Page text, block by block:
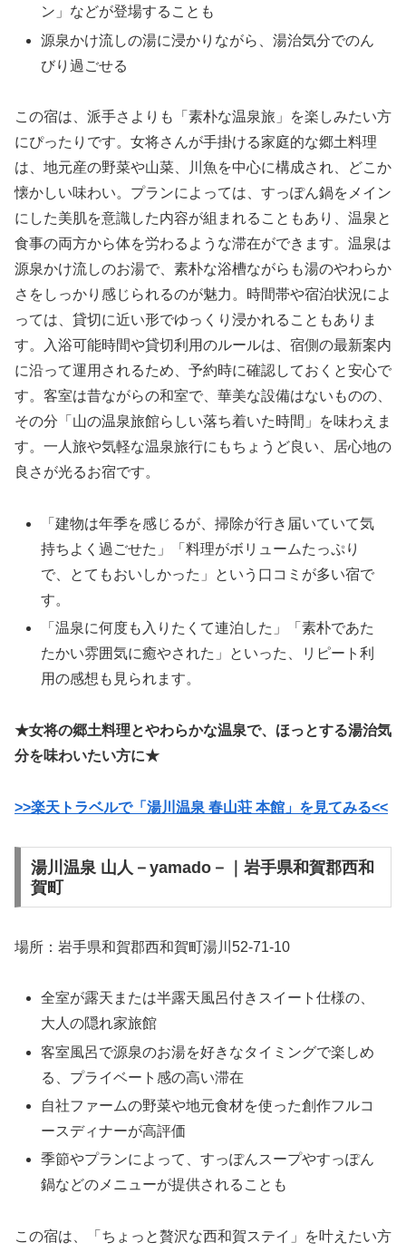
ン」などが登場することも
源泉かけ流しの湯に浸かりながら、湯治気分でのん
びり過ごせる
この宿は、派手さよりも「素朴な温泉旅」を楽しみたい方
にぴったりです。女将さんが手掛ける家庭的な郷土料理
は、地元産の野菜や山菜、川魚を中心に構成され、どこか
懐かしい味わい。プランによっては、すっぽん鍋をメイン
にした美肌を意識した内容が組まれることもあり、温泉と
食事の両方から体を労わるような滞在ができます。温泉は
源泉かけ流しのお湯で、素朴な浴槽ながらも湯のやわらか
さをしっかり感じられるのが魅力。時間帯や宿泊状況によ
っては、貸切に近い形でゆっくり浸かれることもありま
す。入浴可能時間や貸切利用のルールは、宿側の最新案内
に沿って運用されるため、予約時に確認しておくと安心で
す。客室は昔ながらの和室で、華美な設備はないものの、
その分「山の温泉旅館らしい落ち着いた時間」を味わえま
す。一人旅や気軽な温泉旅行にもちょうど良い、居心地の
良さが光るお宿です。
「建物は年季を感じるが、掃除が行き届いていて気
持ちよく過ごせた」「料理がボリュームたっぷり
で、とてもおいしかった」という口コミが多い宿で
す。
「温泉に何度も入りたくて連泊した」「素朴であた
たかい雰囲気に癒やされた」といった、リピート利
用の感想も見られます。
★女将の郷土料理とやわらかな温泉で、ほっとする湯治気
分を味わいたい方に★
>>楽天トラベルで「湯川温泉 春山荘 本館」を見てみる<<
湯川温泉 山人－yamado－｜岩手県和賀郡西和
賀町
場所：岩手県和賀郡西和賀町湯川52-71-10
全室が露天または半露天風呂付きスイート仕様の、
大人の隠れ家旅館
客室風呂で源泉のお湯を好きなタイミングで楽しめ
る、プライベート感の高い滞在
自社ファームの野菜や地元食材を使った創作フルコ
ースディナーが高評価
季節やプランによって、すっぽんスープやすっぽん
鍋などのメニューが提供されることも
この宿は、「ちょっと贅沢な西和賀ステイ」を叶えたい方